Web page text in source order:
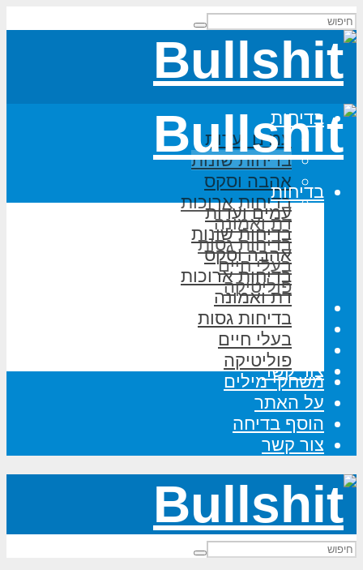
בדיחות
עמים ועדות
בדיחות שונות
אהבה וסקס
בדיחות ארוכות
דת ואמונה
בדיחות גסות
בעלי חיים
פוליטיקה
משחקי מילים
על האתר
הוסף בדיחה
צור קשר
בדיחות
עמים ועדות
בדיחות שונות
אהבה וסקס
בדיחות ארוכות
דת ואמונה
בדיחות גסות
בעלי חיים
פוליטיקה
משחקי מילים
על האתר
הוסף בדיחה
צור קשר